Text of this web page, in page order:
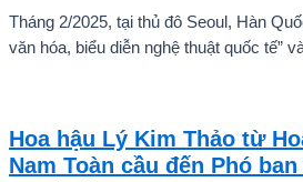
Tháng 2/2025, tại thủ đô Seoul, Hàn
văn hóa, biểu diễn nghệ thuật quốc tế”
ấn tượng mạnh với giọng hát trữ tình
quê hương.
Hoa hậu Lý Kim Thảo từ
Nam Toàn cầu đến Phó